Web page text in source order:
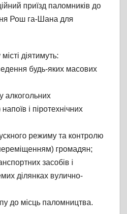
приїзд паломників до
Рош га-Шана для
діятимуть:
будь-яких масових
алкогольних
і піротехнічних
режиму та контролю
громадян;
засобів і
ділянках вулично-
до місць паломництва.